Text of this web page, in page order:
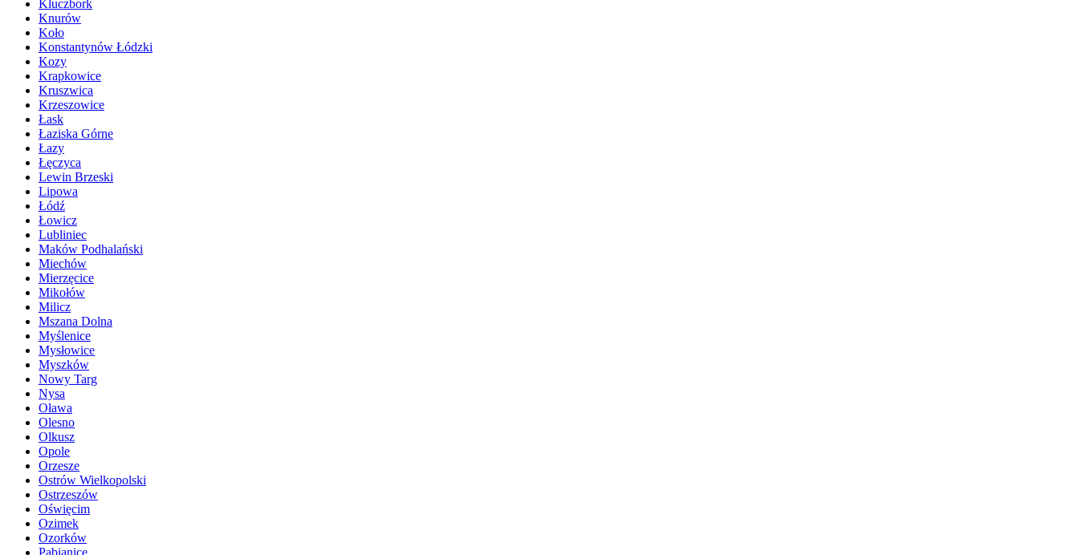
Kluczbork
Knurów
Koło
Konstantynów Łódzki
Kozy
Krapkowice
Kruszwica
Krzeszowice
Łask
Łaziska Górne
Łazy
Łęczyca
Lewin Brzeski
Lipowa
Łódź
Łowicz
Lubliniec
Maków Podhalański
Miechów
Mierzęcice
Mikołów
Milicz
Mszana Dolna
Myślenice
Mysłowice
Myszków
Nowy Targ
Nysa
Oława
Olesno
Olkusz
Opole
Orzesze
Ostrów Wielkopolski
Ostrzeszów
Oświęcim
Ozimek
Ozorków
Pabianice